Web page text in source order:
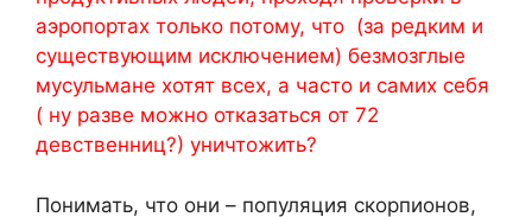
аэропортах только потому, что (за редким и
существующим исключением) безмозглые
мусульмане хотят всех, а часто и самих себя
( ну разве можно отказаться от 72
девственниц?) уничтожить?
Понимать, что они – популяция скорпионов,